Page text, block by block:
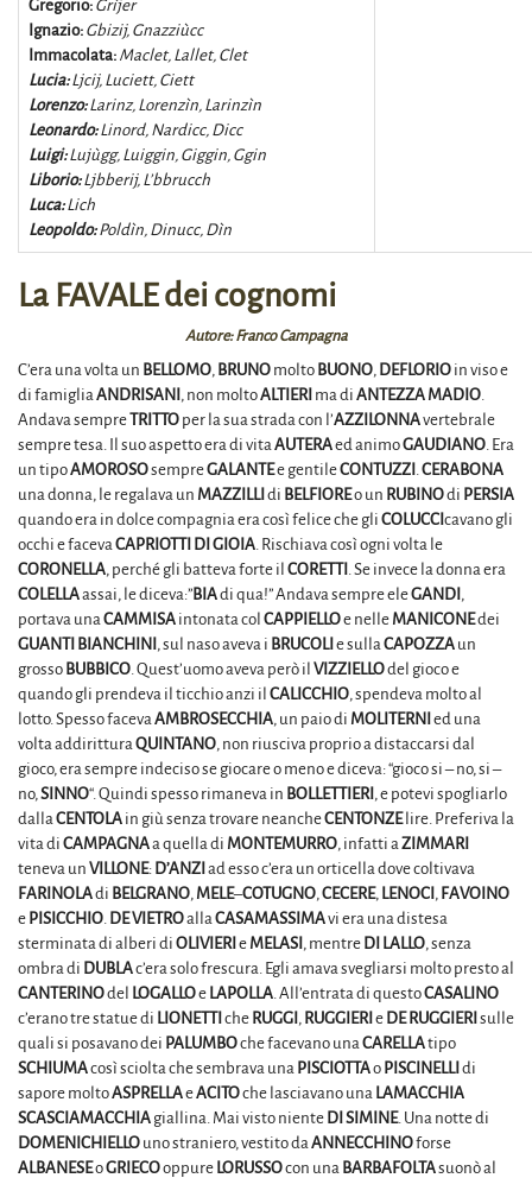
Gregorio: Grìjer
Ignazio: Gbizij, Gnazziùcc
Immacolata: Maclet, Lallet, Clet
Lucia:Ljcij, Luciett, Ciett
Lorenzo:Larinz, Lorenzìn, Larinzìn
Leonardo:Linord, Nardicc, Dicc
Luigi:Lujùgg, Luiggin, Giggin, Ggin
Liborio:Ljbberij, L’bbrucch
Luca:Lich
Leopoldo:Poldìn, Dinucc, Dìn
La FAVALE dei cognomi
Autore: Franco Campagna
C’era una volta un BELLOMO, BRUNO molto BUONO, DEFLORIO in viso e
di famiglia ANDRISANI, non moltoALTIERI ma di ANTEZZA MADIO
Andava sempreTRITTO per la sua strada con l’AZZILONNAvertebrale
sempre tesa. Il suo aspetto era di vita AUTERAed animoGAUDIANO . Era
un tipoAMOROSOsempreGALANTEe gentileCONTUZZI CERABONA
una donna, le regalava un MAZZILLI di BELFIOREo un RUBINOdi PERSIA
quando era in dolce compagnia era così felice che gli COLUCCIcavano gli
occhi e faceva CAPRIOTTI DI GIOIA . Rischiava così ogni volta le
CORONELLA, perché gli batteva forte il CORETTI . Se invece la donna era
COLELLAassai, le diceva:”BIAdi qua!” Andava sempre eleGANDI,
portava una CAMMISA intonata col CAPPIELLOe nelle MANICONEdei
GUANTI BIANCHINI, sul naso aveva i BRUCOLI e sulla CAPOZZA un
grosso BUBBICO . Quest’uomo aveva però il VIZZIELLOdel gioco e
quando gli prendeva il ticchio anzi il CALICCHIO, spendeva molto al
lotto. Spesso faceva AMBROSECCHIA, un paio di MOLITERNI ed una
volta addirittura QUINTANO, non riusciva proprio a distaccarsi dal
gioco, era sempre indeciso se giocare o meno e diceva: “gioco si – no, si –
no, SINNO“. Quindi spesso rimaneva in BOLLETTIERI, e potevi spogliarlo
dalla CENTOLA in giù senza trovare neancheCENTONZElire. Preferiva la
vita di CAMPAGNAa quella di MONTEMURRO, infatti a ZIMMARI
teneva un VILLONE: D’ANZI ad esso c’era un orticella dove coltivava
FARINOLAdi BELGRANO, MELE–COTUGNO, CECERE, LENOCI, FAVOINO
e PISICCHIO DEVIETROalla CASAMASSIMAvi era una distesa
sterminata di alberi di OLIVIERI e MELASI, mentre DI LALLO, senza
ombra di DUBLAc’era solo frescura. Egli amava svegliarsi molto presto al
CANTERINOdel LOGALLOe LAPOLLA . All’entrata di questoCASALINO
c’erano tre statue di LIONETTI che RUGGI, RUGGIERI e DE RUGGIERI sulle
quali si posavano dei PALUMBOche facevano una CARELLAtipo
SCHIUMAcosì sciolta che sembrava una PISCIOTTAo PISCINELLI di
sapore moltoASPRELLAeACITOche lasciavano una LAMACCHIA
SCASCIAMACCHIA giallina. Mai visto niente DI SIMINE. Una notte di
DOMENICHIELLO uno straniero, vestito da ANNECCHINOforse
ALBANESEoGRIECOoppure LORUSSOcon una BARBAFOLTAsuonò al